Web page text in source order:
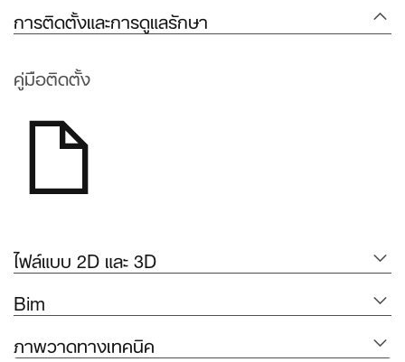
การติดตั้งและการดูแลรักษา
คู่มือติดตั้ง
ไฟล์แบบ 2D และ 3D
Bim
ภาพวาดทางเทคนิค